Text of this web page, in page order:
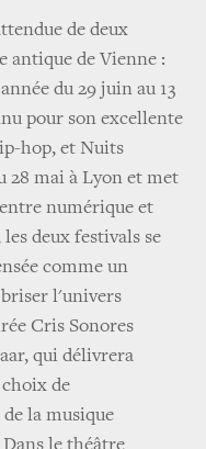
de deux
antique de Vienne :
du 29 juin au 13
pour son excellente
hop, et Nuits
28 mai à Lyon et met
numérique et
deux festivals se
comme un
briser l'univers
Cris Sonores
qui délivrera
choix de
la musique